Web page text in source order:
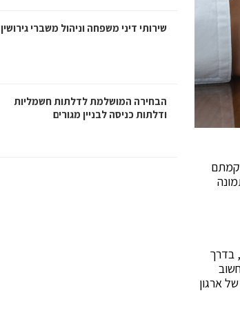
בדרך
ארגון
שירותי דיני משפחה וניהול משברי גירושין
הבחירה המושלמת לדלתות חשמליות
ודלתות כניסה לבניין מגורים